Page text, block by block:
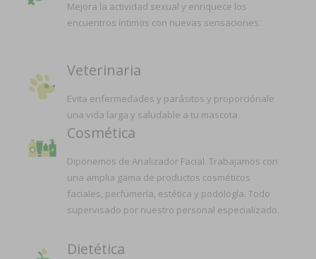
Mejora la actividad sexual y enriquece los
encuentros íntimos con nuevas sensaciones.
Veterinaria
Evita enfermedades y parásitos y proporciónale
una vida larga y saludable a tu mascota.
Cosmética
Diponemos de Analizador Facial. Trabajamos con
una amplia gama de productos cosméticos
faciales, perfumería, estética y podología. Todo
supervisado por nuestro personal especializado.
Dietética